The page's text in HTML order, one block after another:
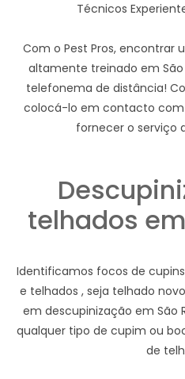
Técnicos
Com o Pest Pros, encontrar
altamente treinado em
telefonema de distância!
colocá-lo em contacto
fornecer o serviço
telhados
Identificamos focos de
e telhados , seja telhado
em descupinização em São
qualquer tipo de cupim ou
de